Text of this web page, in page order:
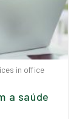
in office
a saúde